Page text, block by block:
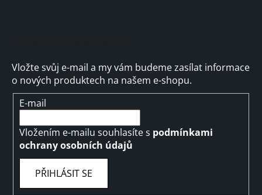
Vložte svůj e-mail a my vám budeme zasílat informace
o nových produktech na našem e-shopu.
E-mail
Vložením e-mailu souhlasíte s podmínkami
ochrany osobních údajů
PŘIHLÁSIT SE